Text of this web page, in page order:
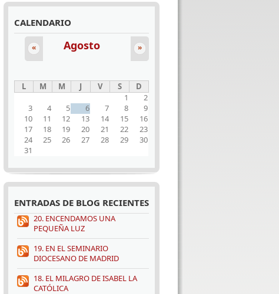
CALENDARIO
Agosto
« »
L M M J V S
D
1
2
3
4 5 6 7 8
9
10
11 12 13 14 15
16
17
18 19 20 21 22
23
24
25 26 27 28 29
30
31
ENTRADAS DE BLOG RECIENTES
20. ENCENDAMOS UNA
PEQUEÑA LUZ
19. EN EL SEMINARIO
DIOCESANO DE MADRID
18. EL MILAGRO DE ISABEL LA
CATÓLICA